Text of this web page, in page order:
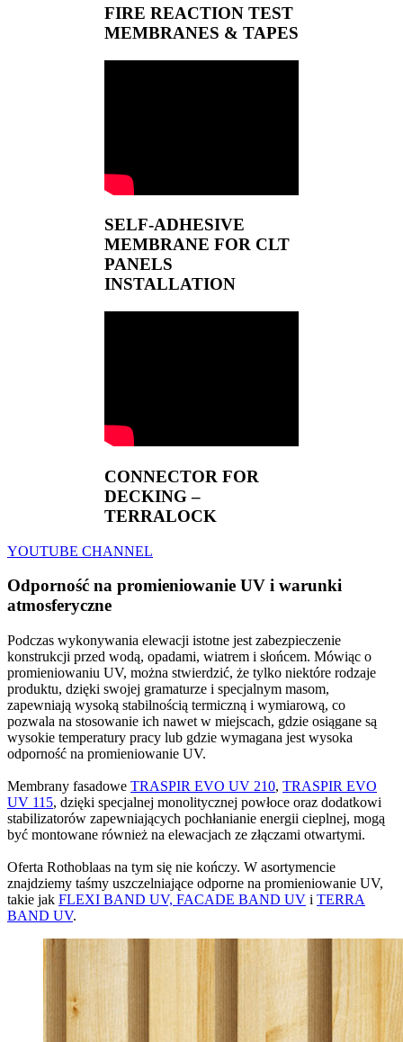
FIRE REACTION TEST
MEMBRANES & TAPES
SELF-ADHESIVE
MEMBRANE FOR CLT
PANELS
INSTALLATION
CONNECTOR FOR
DECKING –
TERRALOCK
YOUTUBE CHANNEL
Odporność na promieniowanie UV i warunki
atmosferyczne
Podczas wykonywania elewacji istotne jest zabezpieczenie
konstrukcji przed wodą, opadami, wiatrem i słońcem. Mówiąc o
promieniowaniu UV, można stwierdzić, że tylko niektóre rodzaje
produktu, dzięki swojej gramaturze i specjalnym masom,
zapewniają wysoką stabilnością termiczną i wymiarową, co
pozwala na stosowanie ich nawet w miejscach, gdzie osiągane są
wysokie temperatury pracy lub gdzie wymagana jest wysoka
odporność na promieniowanie UV.
Membrany fasadowe TRASPIR EVO UV 210, TRASPIR EVO
UV 115, dzięki specjalnej monolitycznej powłoce oraz dodatkowi
stabilizatorów zapewniających pochłanianie energii cieplnej, mogą
być montowane również na elewacjach ze złączami otwartymi.
Oferta Rothoblaas na tym się nie kończy. W asortymencie
znajdziemy taśmy uszczelniające odporne na promieniowanie UV,
takie jak FLEXI BAND UV, FACADE BAND UV i TERRA
BAND UV.